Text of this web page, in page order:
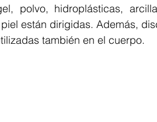
polvo, hidroplásticas,
están dirigidas. Además,
también en el cuerpo.